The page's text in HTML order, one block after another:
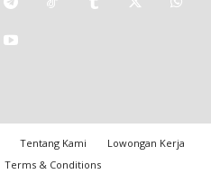
Tentang Kami
Lowongan Kerja
Terms & Conditions